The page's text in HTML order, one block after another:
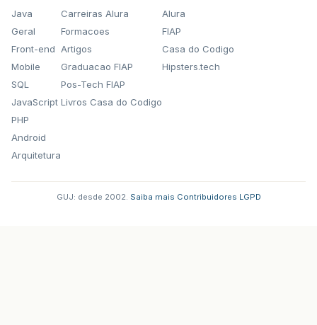
Java
Geral
Front-end
Mobile
SQL
JavaScript
PHP
Android
Arquitetura
Carreiras Alura
Formacoes
Artigos
Graduacao FIAP
Pos-Tech FIAP
Livros Casa do Codigo
Alura
FIAP
Casa do Codigo
Hipsters.tech
GUJ: desde 2002. Saiba mais Contribuidores LGPD